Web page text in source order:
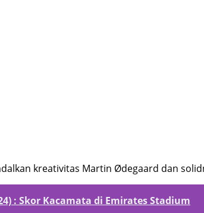
kreativitas Martin Ødegaard dan
: Skor Kacamata di Emirates Stadium